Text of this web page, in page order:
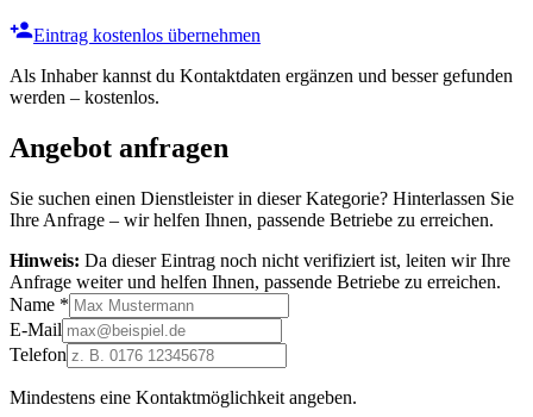
Eintrag kostenlos übernehmen
Als Inhaber kannst du Kontaktdaten ergänzen und besser gefunden
werden – kostenlos.
Angebot anfragen
Sie suchen einen Dienstleister in dieser Kategorie? Hinterlassen Sie
Ihre Anfrage – wir helfen Ihnen, passende Betriebe zu erreichen.
Hinweis: Da dieser Eintrag noch nicht verifiziert ist, leiten wir Ihre
Anfrage weiter und helfen Ihnen, passende Betriebe zu erreichen.
Name *
E-Mail
Telefon
Mindestens eine Kontaktmöglichkeit angeben.